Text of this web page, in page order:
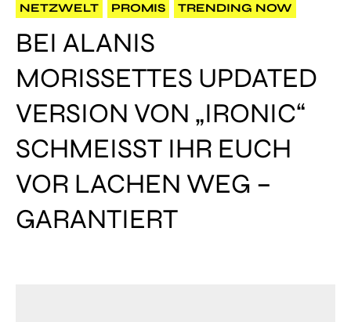
NETZWELT PROMIS TRENDING NOW
BEI ALANIS
MORISSETTES UPDATED
VERSION VON „IRONIC“
SCHMEISST IHR EUCH V
OR LACHEN WEG – G
ARANTIERT